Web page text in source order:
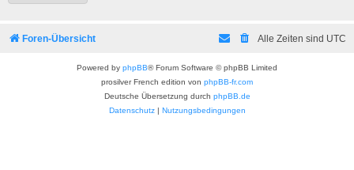
Foren-Übersicht Alle Zeiten sind UTC
Powered by phpBB® Forum Software © phpBB Limited
prosilver French edition von phpBB-fr.com
Deutsche Übersetzung durch phpBB.de
Datenschutz| Nutzungsbedingungen